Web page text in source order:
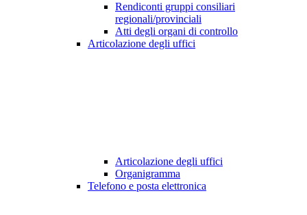
Rendiconti gruppi consiliari
regionali/provinciali
Atti degli organi di controllo
Articolazione degli uffici
Articolazione degli uffici
Organigramma
Telefono e posta elettronica